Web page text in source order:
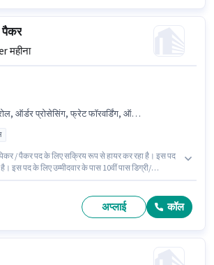
पैकर
महीना
फ्रेट फॉरवर्डिंग, ऑर्डर पिकिंग, पैकेजिंग और सॉर्टिंग, स्टॉक टेकिंग
/ पैकर पद के लिए सक्रिय रूप से हायर कर रहा है। इस पद
इस पद के लिए उम्मीदवार के पास 10वीं पास डिग्री/
पैकेजिंग और सॉर्टिंग, स्टॉक टेकिंग, फ्रेट फॉरवर्डिंग जैसी
अप्लाई कॉल